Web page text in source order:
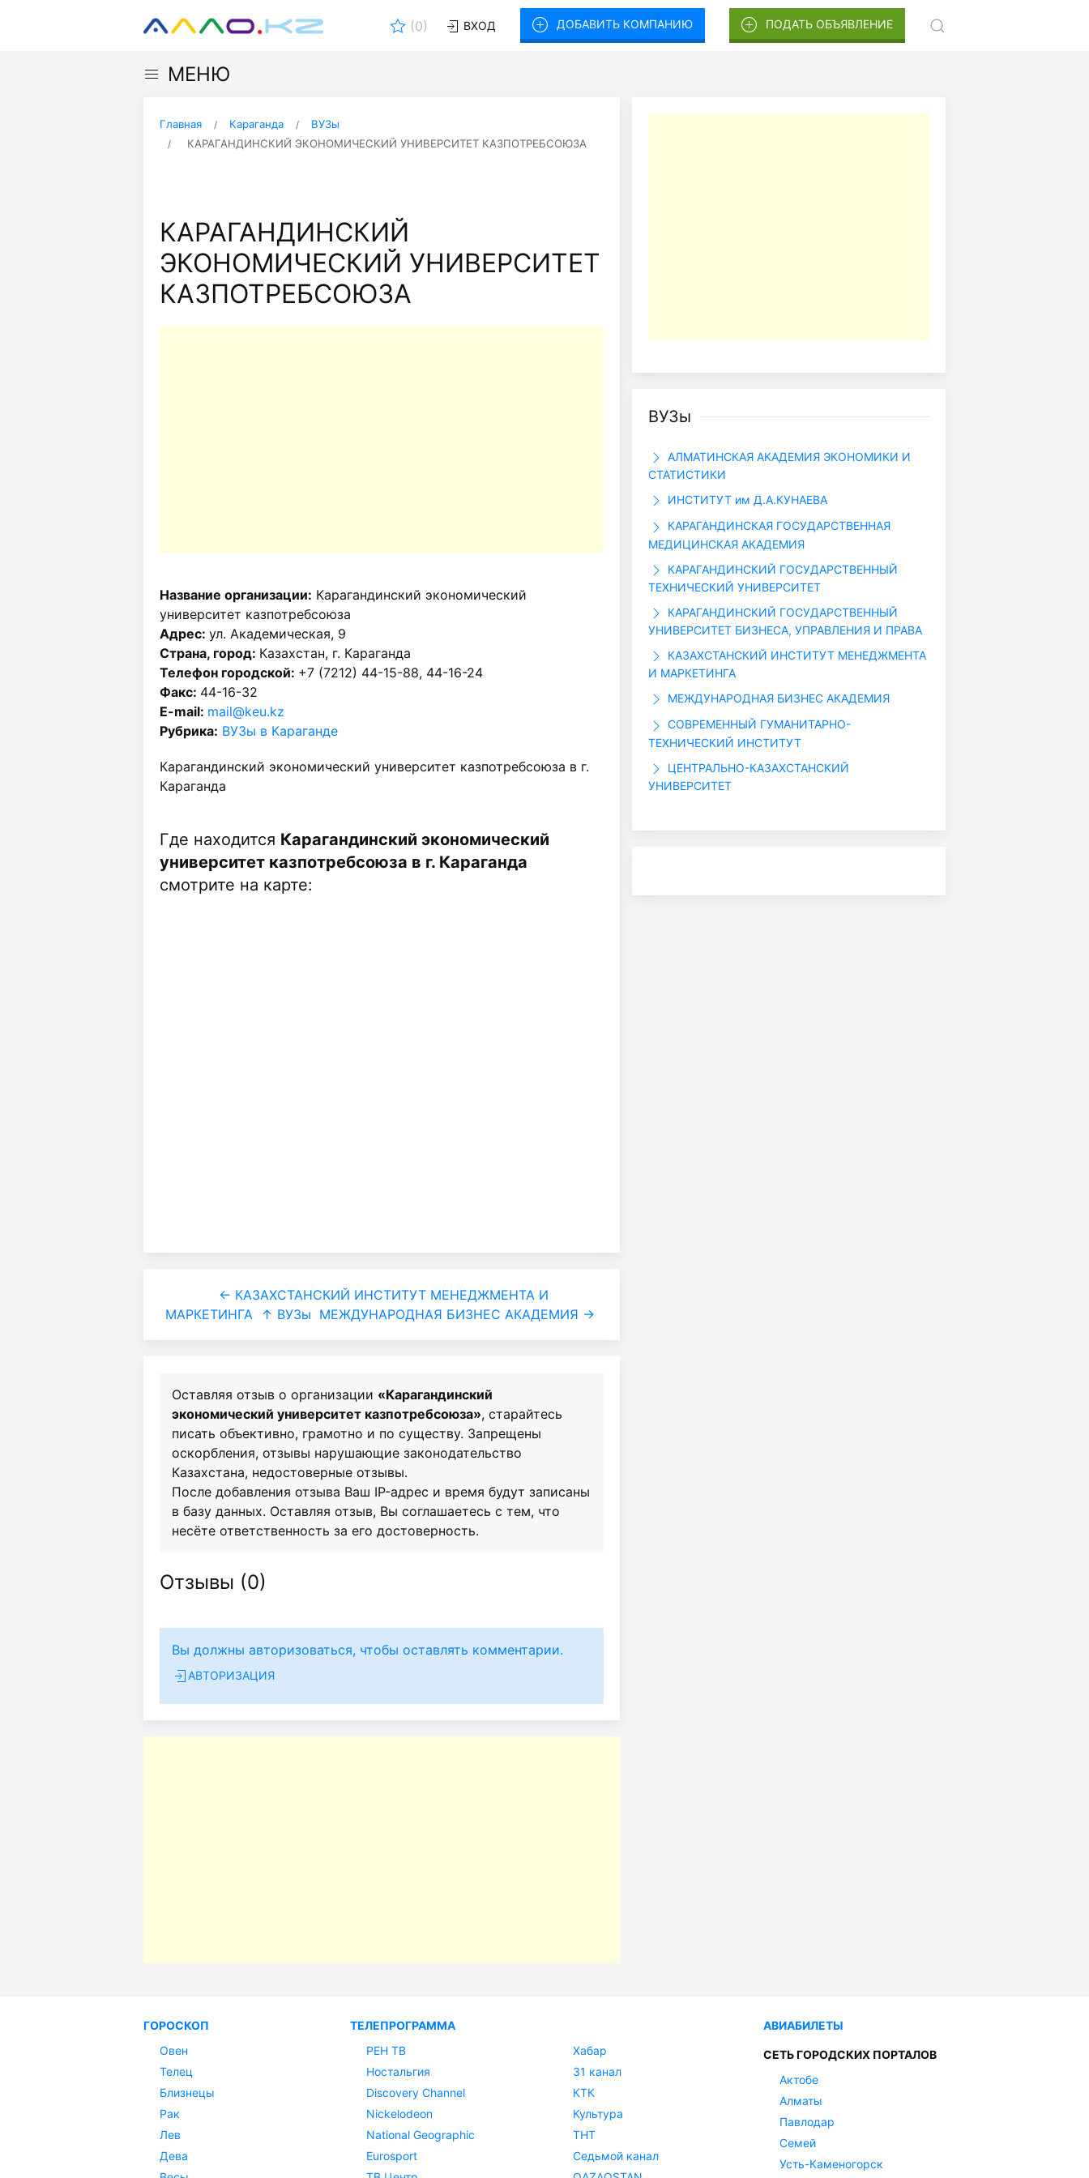
(0) ВХОД ДОБАВИТЬ КОМПАНИЮ ПОДАТЬ ОБЪЯВЛЕНИЕ
МЕНЮ
Главная Караганда
ВУЗы
КАРАГАНДИНСКИЙ ЭКОНОМИЧЕСКИЙ УНИВЕРСИТЕТ КАЗПОТРЕБСОЮЗА
КАРАГАНДИНСКИЙ
ЭКОНОМИЧЕСКИЙ УНИВЕРСИТЕТ
КАЗПОТРЕБСОЮЗА
Название организации: Карагандинский экономический
университет казпотребсоюза
Адрес: ул. Академическая, 9
Страна, город: Казахстан, г. Караганда
Телефон городской: +7 (7212) 44-15-88, 44-16-24
Факс: 44-16-32
E-mail: mail@keu.kz
Рубрика: ВУЗы в Караганде
Карагандинский экономический университет казпотребсоюза в г.
Караганда
Где находится Карагандинский экономический
университет казпотребсоюза в г. Караганда
смотрите на карте:
← КАЗАХСТАНСКИЙ ИНСТИТУТ МЕНЕДЖМЕНТА И
МАРКЕТИНГА
↑ ВУЗы МЕЖДУНАРОДНАЯ БИЗНЕС АКАДЕМИЯ →
Оставляя отзыв о организации «Карагандинский
экономический университет казпотребсоюза», старайтесь
писать объективно, грамотно и по существу. Запрещены
оскорбления, отзывы нарушающие законодательство
Казахстана, недостоверные отзывы.
После добавления отзыва Ваш IP-адрес и время будут записаны
в базу данных. Оставляя отзыв, Вы соглашаетесь с тем, что
несёте ответственность за его достоверность.
Отзывы (0)
Вы должны авторизоваться, чтобы оставлять комментарии.
АВТОРИЗАЦИЯ
ВУЗы
АЛМАТИНСКАЯ АКАДЕМИЯ ЭКОНОМИКИ И
СТАТИСТИКИ
ИНСТИТУТ им Д.А.КУНАЕВА
КАРАГАНДИНСКАЯ ГОСУДАРСТВЕННАЯ
МЕДИЦИНСКАЯ АКАДЕМИЯ
КАРАГАНДИНСКИЙ ГОСУДАРСТВЕННЫЙ
ТЕХНИЧЕСКИЙ УНИВЕРСИТЕТ
КАРАГАНДИНСКИЙ ГОСУДАРСТВЕННЫЙ
УНИВЕРСИТЕТ БИЗНЕСА, УПРАВЛЕНИЯ И ПРАВА
КАЗАХСТАНСКИЙ ИНСТИТУТ МЕНЕДЖМЕНТА
И МАРКЕТИНГА
МЕЖДУНАРОДНАЯ БИЗНЕС АКАДЕМИЯ
СОВРЕМЕННЫЙ ГУМАНИТАРНО-
ТЕХНИЧЕСКИЙ ИНСТИТУТ
ЦЕНТРАЛЬНО-КАЗАХСТАНСКИЙ
УНИВЕРСИТЕТ
ГОРОСКОП
Овен
Телец
Близнецы
Рак
Лев
Дева
ТЕЛЕПРОГРАММА
РЕН ТВ
Ностальгия
Discovery Channel
Nickelodeon
National Geographic
Eurosport
Хабар
31 канал
КТК
Культура
ТНТ
Седьмой канал
АВИАБИЛЕТЫ
СЕТЬ ГОРОДСКИХ ПОРТАЛОВ
Актобе
Алматы
Павлодар
Семей
Усть-Каменогорск